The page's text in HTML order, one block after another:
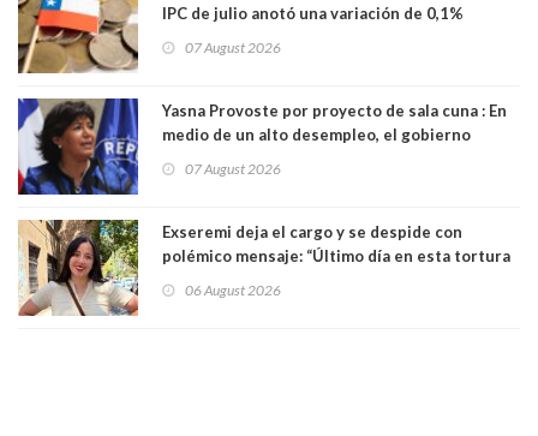
IPC de julio anotó una variación de 0,1%
07 August 2026
Yasna Provoste por proyecto de sala cuna : En
medio de un alto desempleo, el gobierno
07 August 2026
Exseremi deja el cargo y se despide con
polémico mensaje: “Último día en esta tortura
06 August 2026